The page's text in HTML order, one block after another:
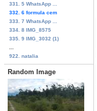
331. 5 WhatsApp ...
332. 6 formula cem
333. 7 WhatsApp ...
334. 8 IMG_8575
335. 9 IMG_3032 (1)
922. natalia
Random Image